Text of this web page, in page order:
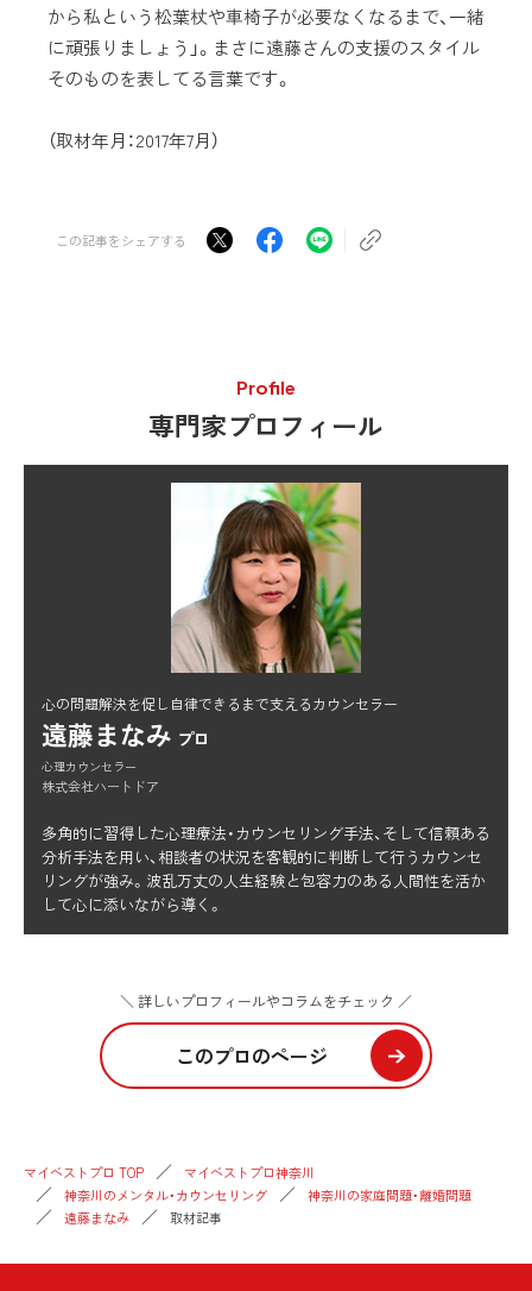
から私という松葉杖や車椅子が必要なくなるまで、一緒
に頑張りましょう」。まさに遠藤さんの支援のスタイル
そのものを表してる言葉です。
（取材年月：2017年7月）
この記事をシェアする
Profile
専門家プロフィール
心の問題解決を促し自律できるまで支えるカウンセラー
遠藤まなみ プロ
心理カウンセラー
株式会社ハートドア
多角的に習得した心理療法・カウンセリング手法、そして信頼ある
分析手法を用い、相談者の状況を客観的に判断して行うカウンセ
リングが強み。波乱万丈の人生経験と包容力のある人間性を活か
して心に添いながら導く。
＼ 詳しいプロフィールやコラムをチェック ／
このプロのページ
マイベストプロ TOP
マイベストプロ神奈川
神奈川のメンタル・カウンセリング
神奈川の家庭問題・離婚問題
遠藤まなみ
取材記事